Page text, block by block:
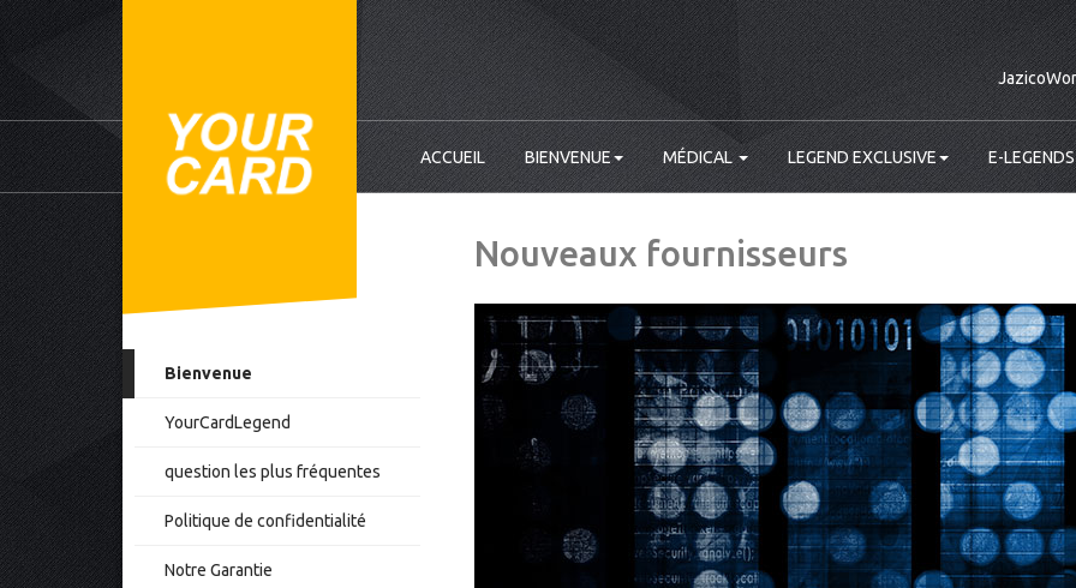
ACCUEIL BIENVENUE MÉDICAL LEGEND EXCLUSIVE E-LEGENDS
Bienvenue
YourCardLegend
question les plus fréquentes
Politique de confidentialité
Notre Garantie
Nouveaux fournisseurs